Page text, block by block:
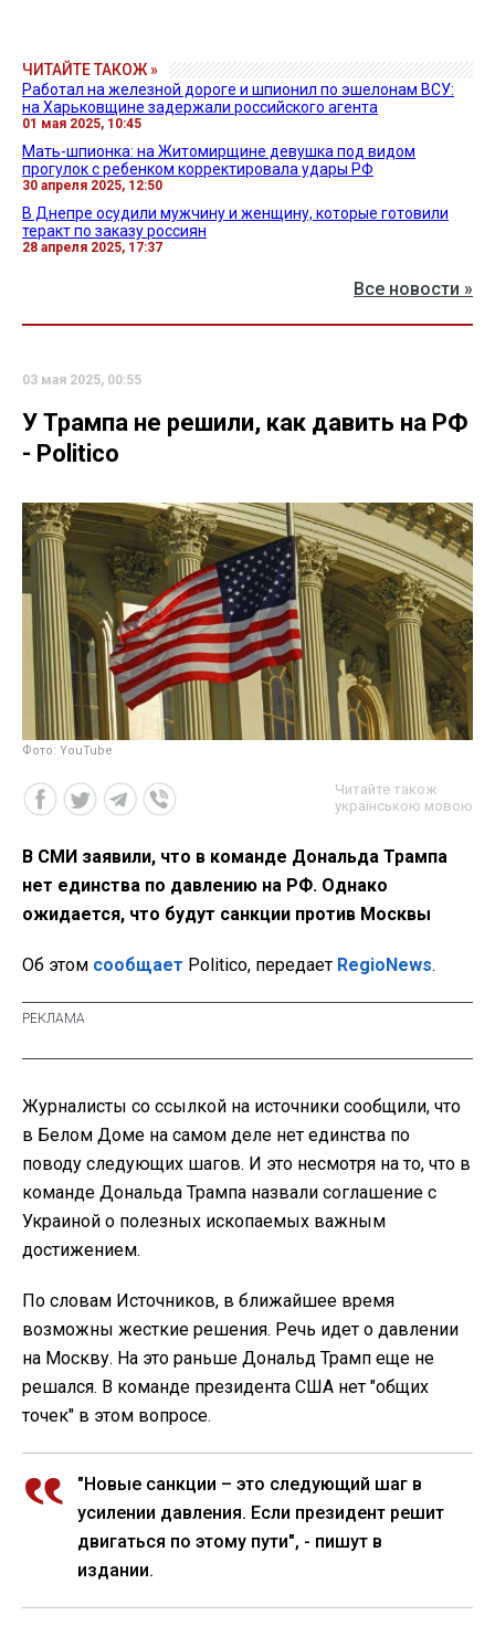
ЧИТАЙТЕ ТАКОЖ »
Работал на железной дороге и шпионил по эшелонам ВСУ:
на Харьковщине задержали российского агента
01 мая 2025, 10:45
Мать-шпионка: на Житомирщине девушка под видом
прогулок с ребенком корректировала удары РФ
30 апреля 2025, 12:50
В Днепре осудили мужчину и женщину, которые готовили
теракт по заказу россиян
28 апреля 2025, 17:37
Все новости »
03 мая 2025, 00:55
У Трампа не решили, как давить на РФ
- Politico
Фото: YouTube
Читайте також
українською мовою
В СМИ заявили, что в команде Дональда Трампа
нет единства по давлению на РФ. Однако
ожидается, что будут санкции против Москвы
Об этом сообщает Politico, передает RegioNews.
Журналисты со ссылкой на источники сообщили, что
в Белом Доме на самом деле нет единства по
поводу следующих шагов. И это несмотря на то, что в
команде Дональда Трампа назвали соглашение с
Украиной о полезных ископаемых важным
достижением.
По словам Источников, в ближайшее время
возможны жесткие решения. Речь идет о давлении
на Москву. На это раньше Дональд Трамп еще не
решался. В команде президента США нет "общих
точек" в этом вопросе.
"Новые санкции – это следующий шаг в
усилении давления. Если президент решит
двигаться по этому пути", - пишут в
издании.